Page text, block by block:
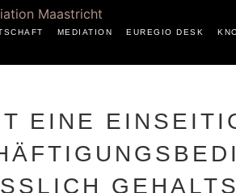
MEDIATION EUREGIO DESK
EINE